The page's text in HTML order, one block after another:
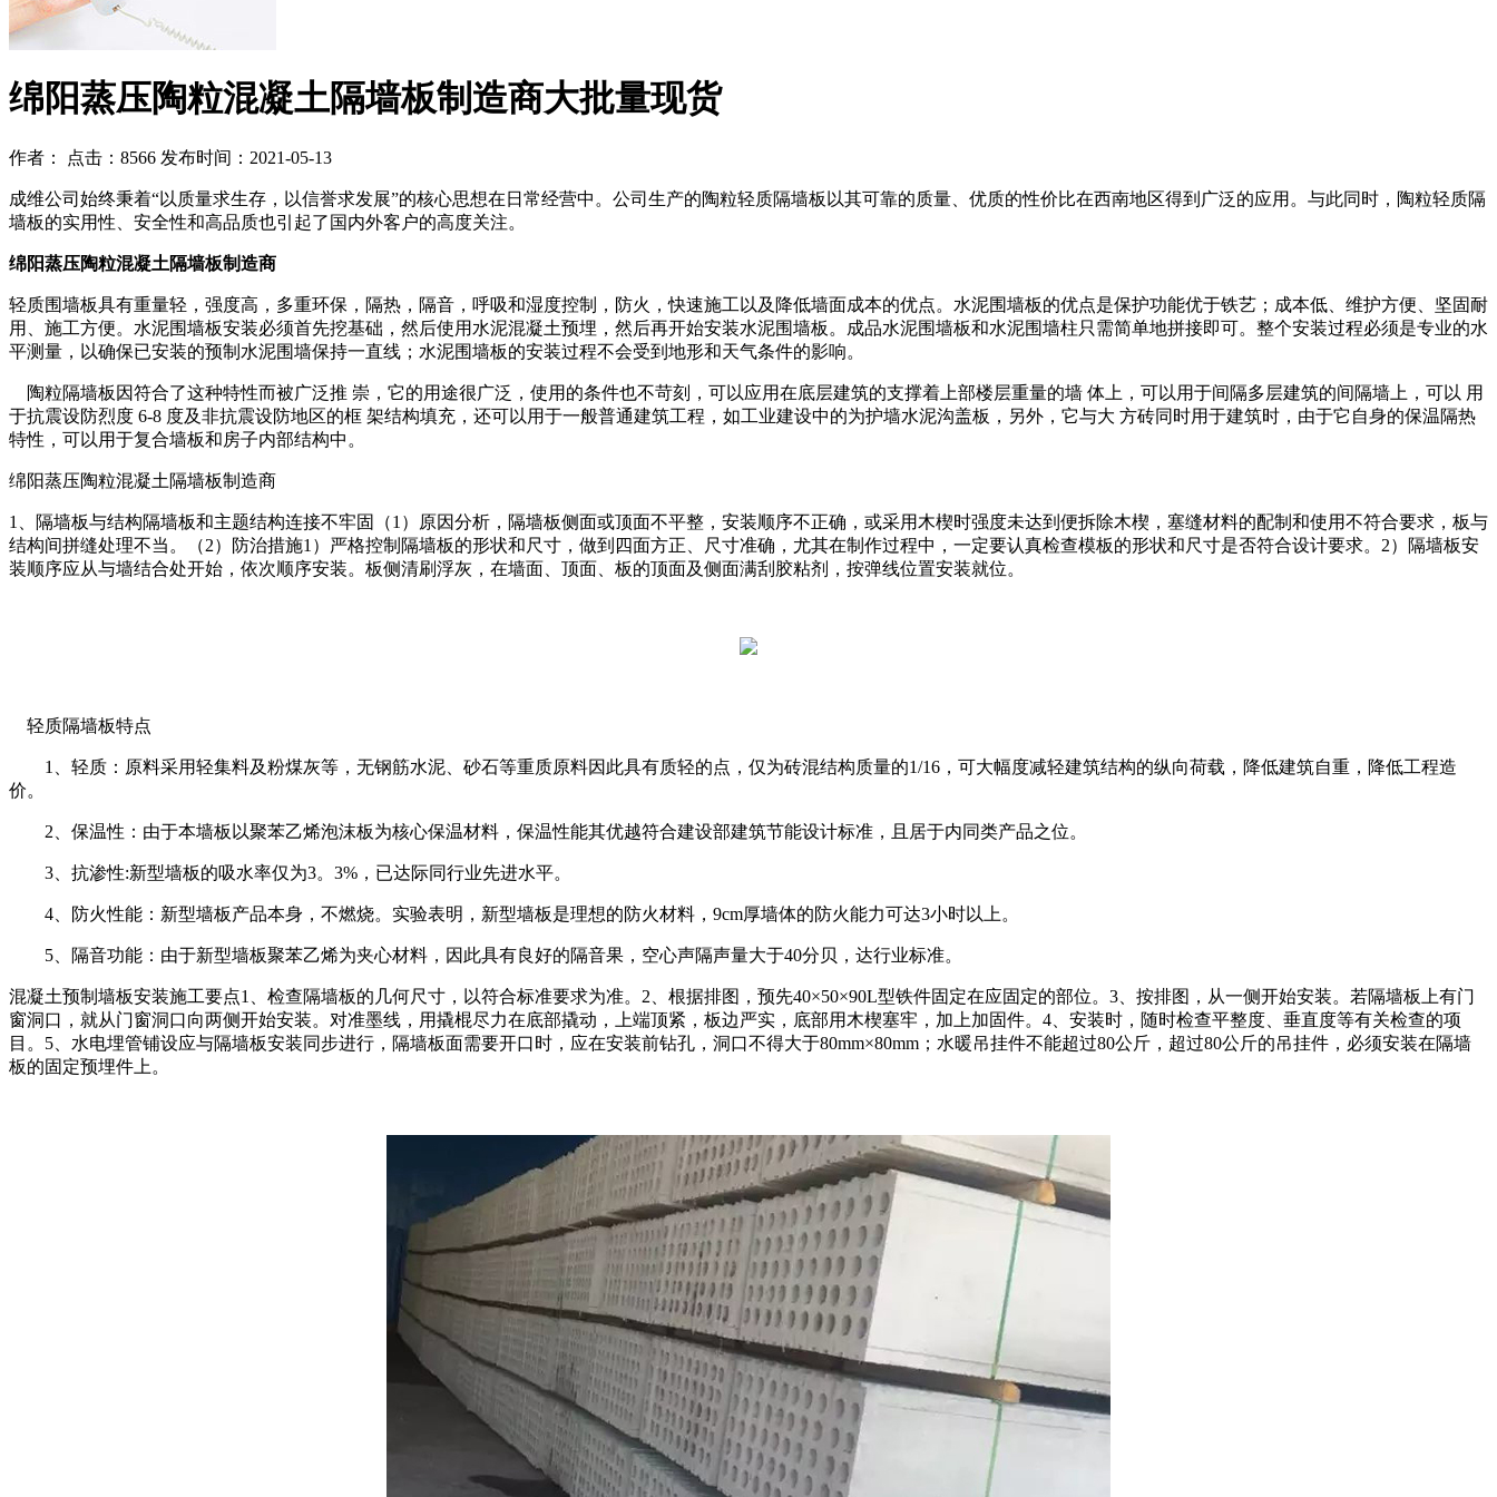
绵阳蒸压陶粒混凝土隔墙板制造商大批量现货
作者： 点击：8566 发布时间：2021-05-13
成维公司始终秉着“以质量求生存，以信誉求发展”的核心思想在日常经营中。公司生产的陶粒轻质隔墙板以其可靠的质量、优质的性价比在西南地区得到广泛的应用。与此同时，陶粒轻质隔
墙板的实用性、安全性和高品质也引起了国内外客户的高度关注。
绵阳蒸压陶粒混凝土隔墙板制造商
轻质围墙板具有重量轻，强度高，多重环保，隔热，隔音，呼吸和湿度控制，防火，快速施工以及降低墙面成本的优点。水泥围墙板的优点是保护功能优于铁艺；成本低、维护方便、坚固耐
用、施工方便。水泥围墙板安装必须首先挖基础，然后使用水泥混凝土预埋，然后再开始安装水泥围墙板。成品水泥围墙板和水泥围墙柱只需简单地拼接即可。整个安装过程必须是专业的水
平测量，以确保已安装的预制水泥围墙保持一直线；水泥围墙板的安装过程不会受到地形和天气条件的影响。
陶粒隔墙板因符合了这种特性而被广泛推 崇，它的用途很广泛，使用的条件也不苛刻，可以应用在底层建筑的支撑着上部楼层重量的墙 体上，可以用于间隔多层建筑的间隔墙上，可以 用
于抗震设防烈度 6-8 度及非抗震设防地区的框 架结构填充，还可以用于一般普通建筑工程，如工业建设中的为护墙水泥沟盖板，另外，它与大 方砖同时用于建筑时，由于它自身的保温隔热
特性，可以用于复合墙板和房子内部结构中。
绵阳蒸压陶粒混凝土隔墙板制造商
1、隔墙板与结构隔墙板和主题结构连接不牢固（1）原因分析，隔墙板侧面或顶面不平整，安装顺序不正确，或采用木楔时强度未达到便拆除木楔，塞缝材料的配制和使用不符合要求，板与
结构间拼缝处理不当。（2）防治措施1）严格控制隔墙板的形状和尺寸，做到四面方正、尺寸准确，尤其在制作过程中，一定要认真检查模板的形状和尺寸是否符合设计要求。2）隔墙板安
装顺序应从与墙结合处开始，依次顺序安装。板侧清刷浮灰，在墙面、顶面、板的顶面及侧面满刮胶粘剂，按弹线位置安装就位。
轻质隔墙板特点
1、轻质：原料采用轻集料及粉煤灰等，无钢筋水泥、砂石等重质原料因此具有质轻的点，仅为砖混结构质量的1/16，可大幅度减轻建筑结构的纵向荷载，降低建筑自重，降低工程造
价。
2、保温性：由于本墙板以聚苯乙烯泡沫板为核心保温材料，保温性能其优越符合建设部建筑节能设计标准，且居于内同类产品之位。
3、抗渗性:新型墙板的吸水率仅为3。3%，已达际同行业先进水平。
4、防火性能：新型墙板产品本身，不燃烧。实验表明，新型墙板是理想的防火材料，9cm厚墙体的防火能力可达3小时以上。
5、隔音功能：由于新型墙板聚苯乙烯为夹心材料，因此具有良好的隔音果，空心声隔声量大于40分贝，达行业标准。
混凝土预制墙板安装施工要点1、检查隔墙板的几何尺寸，以符合标准要求为准。2、根据排图，预先40×50×90L型铁件固定在应固定的部位。3、按排图，从一侧开始安装。若隔墙板上有门
窗洞口，就从门窗洞口向两侧开始安装。对准墨线，用撬棍尽力在底部撬动，上端顶紧，板边严实，底部用木楔塞牢，加上加固件。4、安装时，随时检查平整度、垂直度等有关检查的项
目。5、水电埋管铺设应与隔墙板安装同步进行，隔墙板面需要开口时，应在安装前钻孔，洞口不得大于80mm×80mm；水暖吊挂件不能超过80公斤，超过80公斤的吊挂件，必须安装在隔墙
板的固定预埋件上。